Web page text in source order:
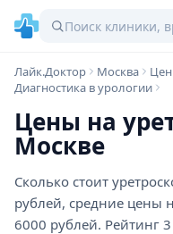
Лайк.Доктор Москва
Диагностика в урологии
Цены на
Москве
Сколько стоит
рублей, средние цены
6000 рублей. Рейтинг